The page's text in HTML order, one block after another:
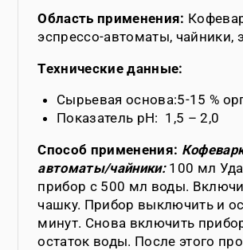
Область применения:
эспрессо-автоматы, чайники,
Технические данные:
Сырьевая основа:5-15 %
Показатель pH: 1,5 – 2,0
Способ применения:
автоматы/чайники:100 мл
прибор с 500 мл воды.
чашку. Прибор выключить и
минут. Снова включить
остаток воды. После этого